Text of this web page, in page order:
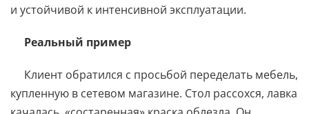
и устойчивой к интенсивной эксплуатации.
Реальный пример
Клиент обратился с просьбой переделать мебель,
купленную в сетевом магазине. Стол рассохся, лавка